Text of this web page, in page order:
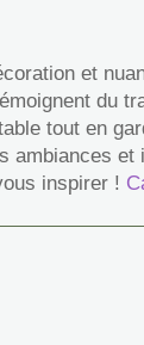
et
du
tout en
ambiances et
inspirer !